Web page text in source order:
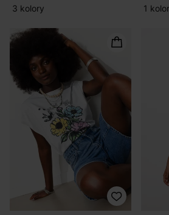
3 kolory 1 kolor